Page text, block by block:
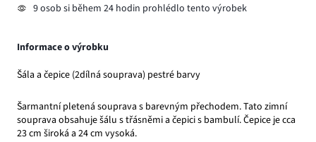
9 osob si během 24 hodin prohlédlo tento výrobek
Informace o výrobku
Šála a čepice (2dílná souprava) pestré barvy
Šarmantní pletená souprava s barevným přechodem. Tato zimní
souprava obsahuje šálu s třásněmi a čepici s bambulí. Čepice je cca
23 cm široká a 24 cm vysoká.